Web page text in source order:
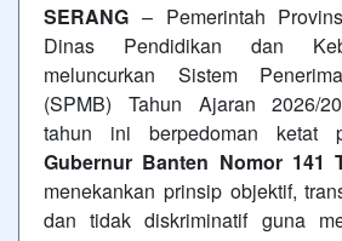
SERANG – Pemerintah
Dinas Pendidikan dan
meluncurkan Sistem
(SPMB) Tahun Ajaran 2026/
tahun ini berpedoman ketat
Gubernur Banten Nomor 141
menekankan prinsip objektif,
dan tidak diskriminatif guna